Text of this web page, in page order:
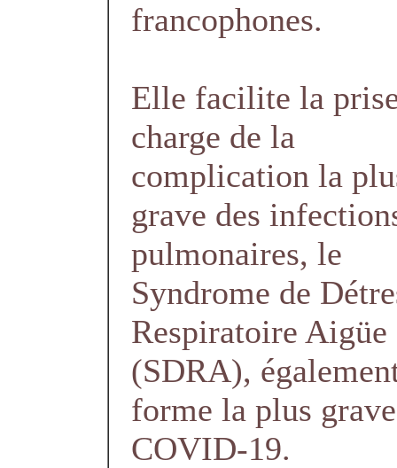
francophones.
Elle facilite la
charge de la
complication la
grave des
pulmonaires, le
Syndrome de
Respiratoire Aigüe
(SDRA),
forme la plus
COVID-19.